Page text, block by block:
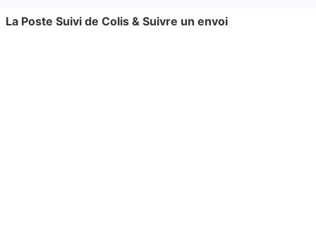
La Poste Suivi de Colis & Suivre un envoi